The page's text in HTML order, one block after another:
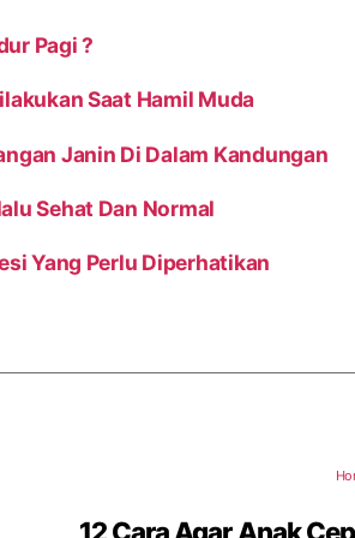
Pagi ?
Saat Hamil Muda
Janin Di Dalam Kandungan
Sehat Dan Normal
Yang Perlu Diperhatikan